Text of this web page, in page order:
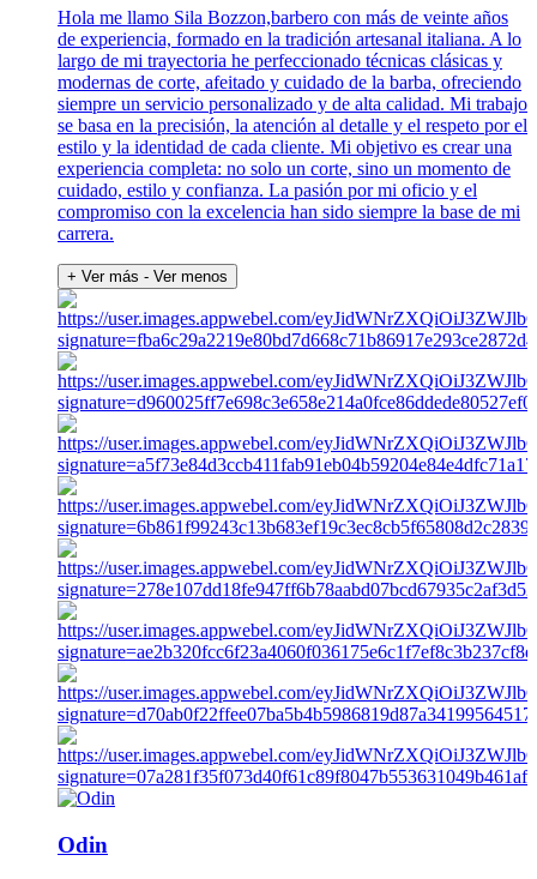
Hola me llamo Sila Bozzon,barbero con más de veinte años
de experiencia, formado en la tradición artesanal italiana. A lo
largo de mi trayectoria he perfeccionado técnicas clásicas y
modernas de corte, afeitado y cuidado de la barba, ofreciendo
siempre un servicio personalizado y de alta calidad. Mi trabajo
se basa en la precisión, la atención al detalle y el respeto por el
estilo y la identidad de cada cliente. Mi objetivo es crear una
experiencia completa: no solo un corte, sino un momento de
cuidado, estilo y confianza. La pasión por mi oficio y el
compromiso con la excelencia han sido siempre la base de mi
carrera.
+ Ver más - Ver menos
Odin